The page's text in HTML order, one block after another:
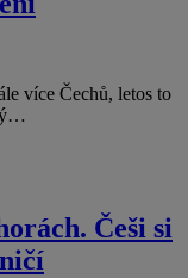
více Čechů, letos to
Češi si